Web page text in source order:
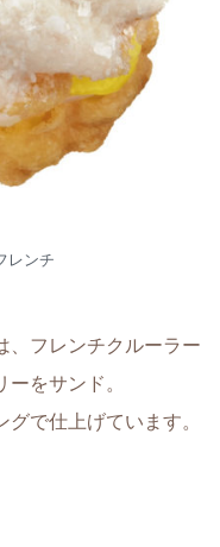
レンチ
、フレンチクルーラー
をサンド。
で仕上げています。